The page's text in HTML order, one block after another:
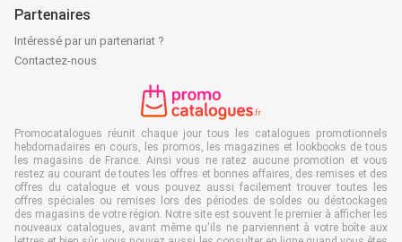
Partenaires
Intéressé par un partenariat ?
Contactez-nous
Promocatalogues réunit chaque jour tous les catalogues promotionnels
hebdomadaires en cours, les promos, les magazines et lookbooks de tous
les magasins de France. Ainsi vous ne ratez aucune promotion et vous
restez au courant de toutes les offres et bonnes affaires, des remises et des
offres du catalogue et vous pouvez aussi facilement trouver toutes les
offres spéciales ou remises lors des périodes de soldes ou déstockages
des magasins de votre région. Notre site est souvent le premier à afficher les
nouveaux catalogues, avant même qu'ils ne parviennent à votre boîte aux